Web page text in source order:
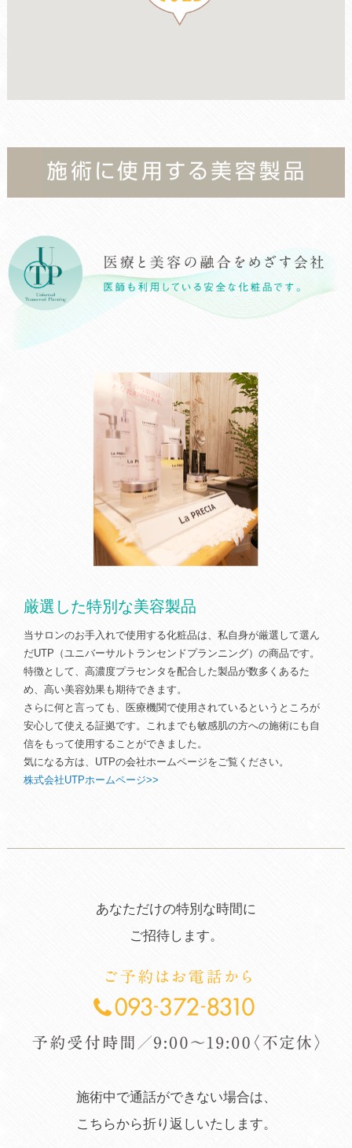
厳選した特別な美容製品
当サロンのお手入れで使用する化粧品は、私自身が厳選して選ん
だUTP（ユニバーサルトランセンドプランニング）の商品です。
特徴として、高濃度プラセンタを配合した製品が数多くあるた
め、高い美容効果も期待できます。
さらに何と言っても、医療機関で使用されているというところが
安心して使える証拠です。これまでも敏感肌の方への施術にも自
信をもって使用することができました。
気になる方は、UTPの会社ホームページをご覧ください。
株式会社UTPホームページ>>
あなただけの特別な時間に
ご招待します。
施術中で通話ができない場合は、
こちらから折り返しいたします。